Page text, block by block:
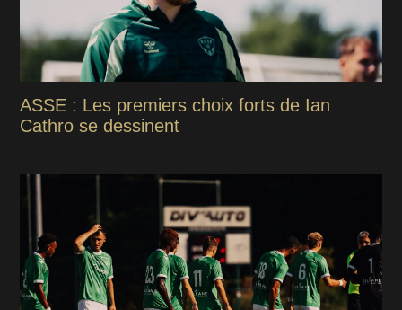
ASSE : Les premiers choix forts de Ian
Cathro se dessinent